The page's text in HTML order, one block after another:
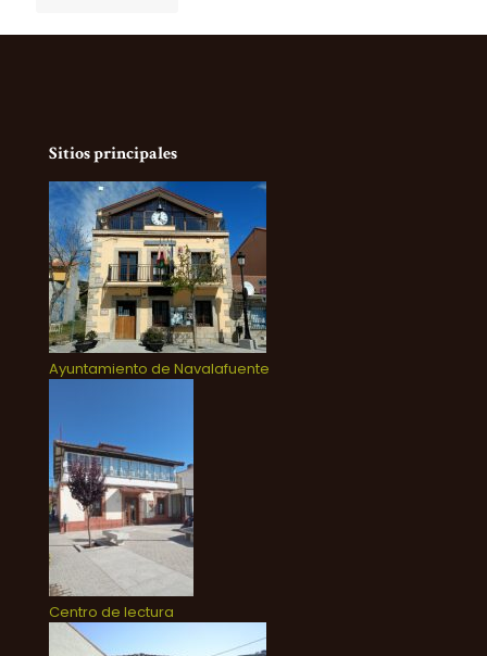
Sitios principales
Ayuntamiento de Navalafuente
Centro de lectura